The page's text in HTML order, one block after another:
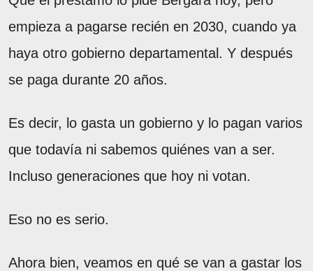
empieza a pagarse recién en 2030, cuando ya
haya otro gobierno departamental. Y después
se paga durante 20 años.
Es decir, lo gasta un gobierno y lo pagan varios
que todavía ni sabemos quiénes van a ser.
Incluso generaciones que hoy ni votan.
Eso no es serio.
Ahora bien, veamos en qué se van a gastar los